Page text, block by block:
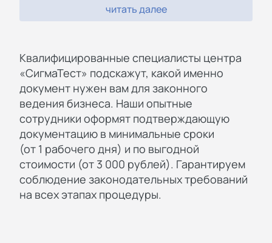
читать далее
Квалифицированные специалисты центра
«СигмаТест» подскажут, какой именно
документ нужен вам для законного
ведения бизнеса. Наши опытные
сотрудники оформят подтверждающую
документацию в минимальные сроки
(от 1 рабочего дня) и по выгодной
стоимости (от 3 000 рублей). Гарантируем
соблюдение законодательных требований
на всех этапах процедуры.